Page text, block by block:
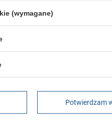
towaru w centymetrach
2
rękojmia wyłączona
Adres do
(wymagane)
Potwierdzam